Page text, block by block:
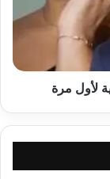
لأول مرة